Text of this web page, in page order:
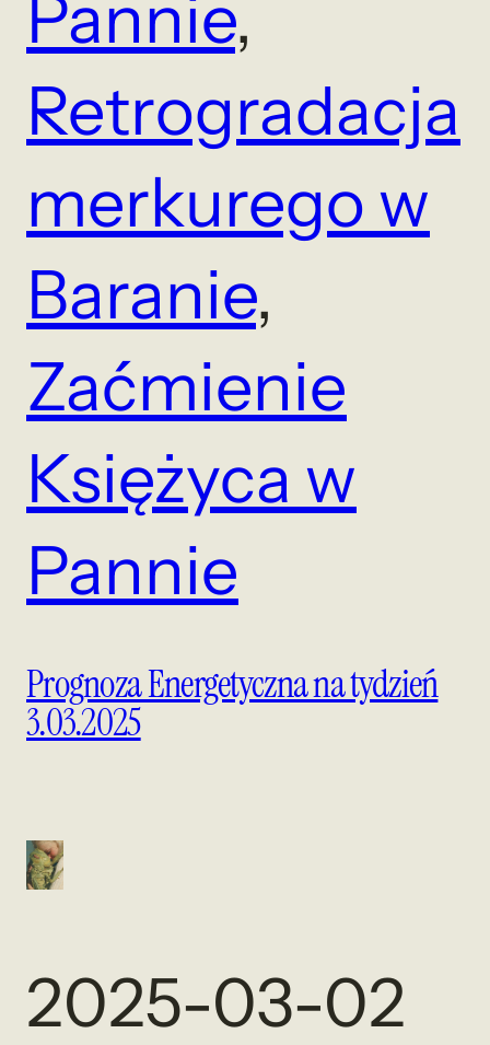
Pannie
Retrogradacja
merkurego w
Baranie
Zaćmienie
Księżyca w
Pannie
Prognoza Energetyczna na tydzień
3.03.2025
2025-03-02